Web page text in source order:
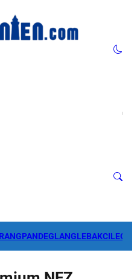
PANDEGLANGLEBAK